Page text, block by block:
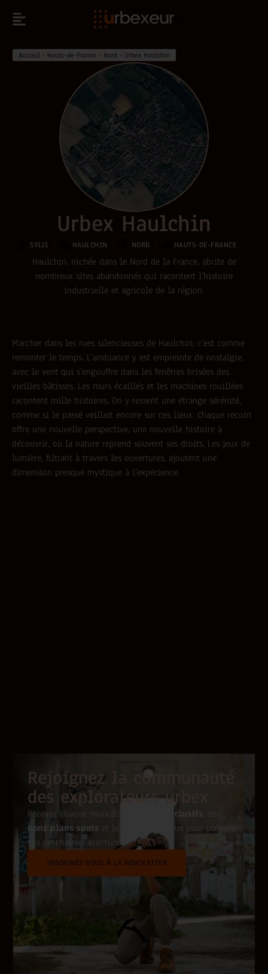
Accueil • Hauts-de-France • Nord • Urbex Haulchin
Urbex Haulchin
59121 HAULCHIN NORD HAUTS-DE-FRANCE
Haulchin, nichée dans le Nord de la France, abrite de
nombreux sites abandonnés qui racontent l’histoire
industrielle et agricole de la région.
Marcher dans les rues silencieuses de Haulchin, c’est comme
remonter le temps. L’ambiance y est empreinte de nostalgie,
avec le vent qui s’engouffre dans les fenêtres brisées des
vieilles bâtisses. Les murs écaillés et les machines rouillées
racontent mille histoires. On y ressent une étrange sérénité,
comme si le passé veillait encore sur ces lieux. Chaque recoin
offre une nouvelle perspective, une nouvelle histoire à
découvrir, où la nature reprend souvent ses droits. Les jeux de
lumière, filtrant à travers les ouvertures, ajoutent une
dimension presque mystique à l’expérience.
Rejoignez la communauté
des explorateurs urbex
Recevez chaque mois des conseils exclusifs
, des
bons plans spots et les dernières actus pour préparer
vos prochaines aventures.
INSCRIVEZ-VOUS À LA NEWSLETTER